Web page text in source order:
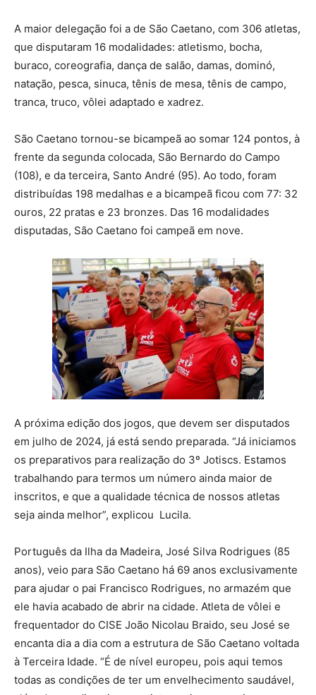
A maior delegação foi a de São Caetano, com 306 atletas,
que disputaram 16 modalidades: atletismo, bocha,
buraco, coreografia, dança de salão, damas, dominó,
natação, pesca, sinuca, tênis de mesa, tênis de campo,
tranca, truco, vôlei adaptado e xadrez.
São Caetano tornou-se bicampeã ao somar 124 pontos, à
frente da segunda colocada, São Bernardo do Campo
(108), e da terceira, Santo André (95). Ao todo, foram
distribuídas 198 medalhas e a bicampeã ficou com 77: 32
ouros, 22 pratas e 23 bronzes. Das 16 modalidades
disputadas, São Caetano foi campeã em nove.
A próxima edição dos jogos, que devem ser disputados
em julho de 2024, já está sendo preparada. “Já iniciamos
os preparativos para realização do 3º Jotiscs. Estamos
trabalhando para termos um número ainda maior de
inscritos, e que a qualidade técnica de nossos atletas
seja ainda melhor”, explicou Lucila.
Português da Ilha da Madeira, José Silva Rodrigues (85
anos), veio para São Caetano há 69 anos exclusivamente
para ajudar o pai Francisco Rodrigues, no armazém que
ele havia acabado de abrir na cidade. Atleta de vôlei e
frequentador do CISE João Nicolau Braido, seu José se
encanta dia a dia com a estrutura de São Caetano voltada
à Terceira Idade. “É de nível europeu, pois aqui temos
todas as condições de ter um envelhecimento saudável,